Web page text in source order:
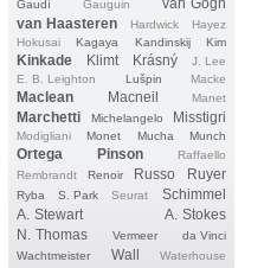
Gaudí
Gauguin
van Gogh
van Haasteren
Hardwick
Hayez
Hokusai
Kagaya Kandinskij Kim
Kinkade Klimt Krásný
J. Lee
E. B. Leighton
Lušpin Macke
Maclean Macneil Manet
Marchetti Michelangelo Misstigri
Modigliani Monet Mucha Munch
Ortega Pinson
Raffaello
Rembrandt
Renoir Russo Ruyer
Ryba S. Park Seurat
Schimmel
A. Stewart
A. Stokes
N. Thomas
Vermeer
da Vinci
Wachtmeister
Wall Waterhouse